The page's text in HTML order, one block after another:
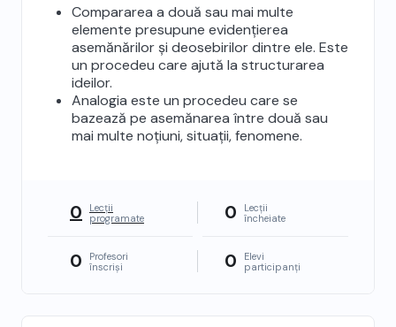
Compararea a două sau mai multe
elemente presupune evidențierea
asemănărilor și deosebirilor dintre ele. Este
un procedeu care ajută la structurarea
ideilor.
Analogia este un procedeu care se
bazează pe asemănarea între două sau
mai multe noțiuni, situații, fenomene.
0
Lecții
programate
0
Lecții
încheiate
0
Profesori
înscriși
0
Elevi
participanți